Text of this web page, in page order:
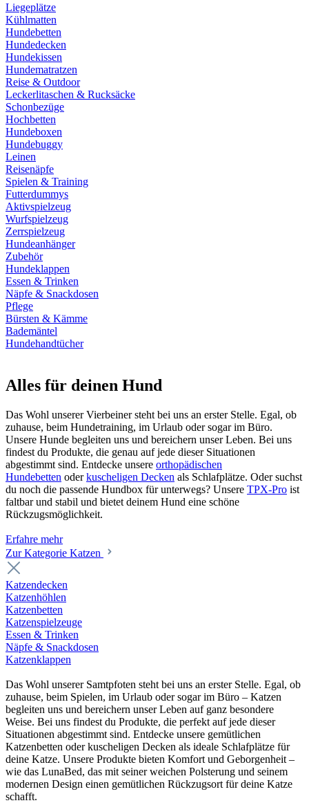
Liegeplätze
Kühlmatten
Hundebetten
Hundedecken
Hundekissen
Hundematratzen
Reise & Outdoor
Leckerlitaschen & Rucksäcke
Schonbezüge
Hochbetten
Hundeboxen
Hundebuggy
Leinen
Reisenäpfe
Spielen & Training
Futterdummys
Aktivspielzeug
Wurfspielzeug
Zerrspielzeug
Hundeanhänger
Zubehör
Hundeklappen
Essen & Trinken
Näpfe & Snackdosen
Pflege
Bürsten & Kämme
Bademäntel
Hundehandtücher
Alles für deinen Hund
Das Wohl unserer Vierbeiner steht bei uns an erster Stelle. Egal, ob
zuhause, beim Hundetraining, im Urlaub oder sogar im Büro.
Unsere Hunde begleiten uns und bereichern unser Leben. Bei uns
findest du Produkte, die genau auf jede dieser Situationen
abgestimmt sind. Entdecke unsere orthopädischen
Hundebetten oderkuscheligen Decken als Schlafplätze. Oder suchst
du noch die passende Hundbox für unterwegs? Unsere TPX-Pro ist
faltbar und stabil und bietet deinem Hund eine schöne
Rückzugsmöglichkeit.
Erfahre mehr
Zur Kategorie Katzen
Katzendecken
Katzenhöhlen
Katzenbetten
Katzenspielzeuge
Essen & Trinken
Näpfe & Snackdosen
Katzenklappen
Das Wohl unserer Samtpfoten steht bei uns an erster Stelle. Egal, ob
zuhause, beim Spielen, im Urlaub oder sogar im Büro – Katzen
begleiten uns und bereichern unser Leben auf ganz besondere
Weise. Bei uns findest du Produkte, die perfekt auf jede dieser
Situationen abgestimmt sind. Entdecke unsere gemütlichen
Katzenbetten oder kuscheligen Decken als ideale Schlafplätze für
deine Katze. Unsere Produkte bieten Komfort und Geborgenheit –
wie das LunaBed, das mit seiner weichen Polsterung und seinem
modernen Design einen gemütlichen Rückzugsort für deine Katze
schafft.